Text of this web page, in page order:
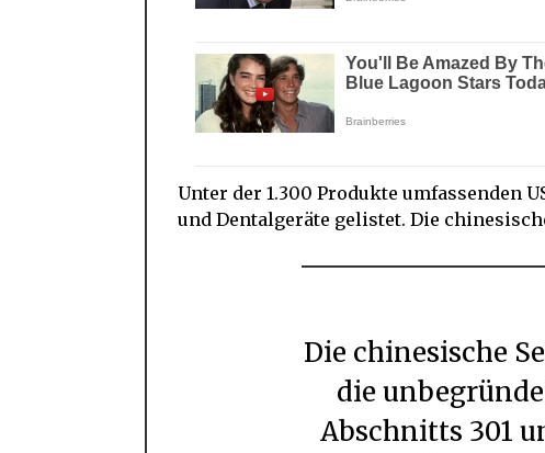
Unter der 1.300 Produkte umfassenden
und Dentalgeräte gelistet. Die
Die chinesische Seite verurteilt und lehnt
die
Abschnitts 301